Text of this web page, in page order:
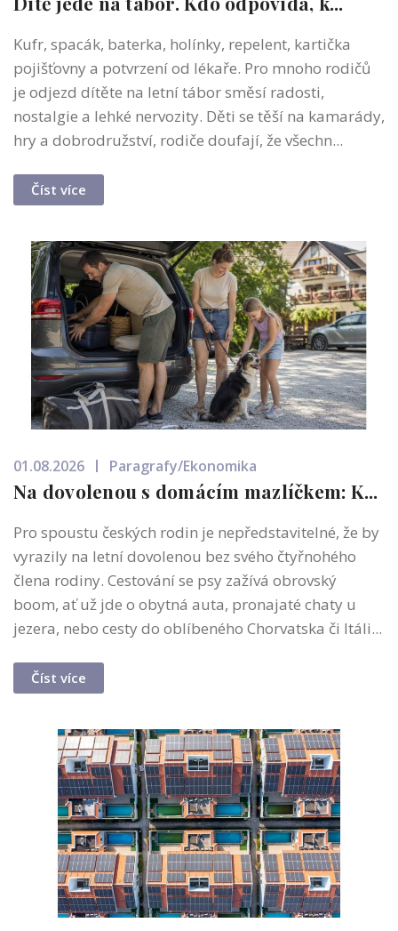
Kufr, spacák, baterka, holínky, repelent, kartička
pojišťovny a potvrzení od lékaře. Pro mnoho rodičů
je odjezd dítěte na letní tábor směsí radosti,
nostalgie a lehké nervozity. Děti se těší na kamarády,
hry a dobrodružství, rodiče doufají, že všechn...
Číst více
01.08.2026 Paragrafy/Ekonomika
Na dovolenou s domácím mazlíčkem: K...
Pro spoustu českých rodin je nepředstavitelné, že by
vyrazily na letní dovolenou bez svého čtyřnohého
člena rodiny. Cestování se psy zažívá obrovský
boom, ať už jde o obytná auta, pronajaté chaty u
jezera, nebo cesty do oblíbeného Chorvatska či Itáli...
Číst více